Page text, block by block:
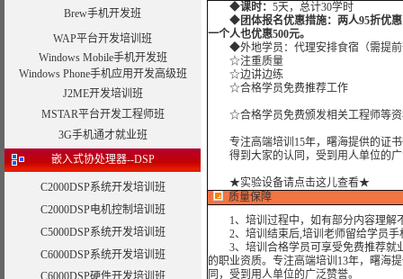
Brew手机开发班
WAP平台开发培训班
Windows Mobile手机开发班
Windows Phone手机应用开发高级班
J2ME开发培训班
MSTAR平台开发工程师班
3G手机通才就业班
嵌入式协处理器--DSP
C2000DSP系统开发培训班
C2000DSP电机控制培训班
C5000DSP系统开发培训班
C6000DSP系统开发培训班
C6000DSP硬件开发培训班
◆课时： 5天，总计30学时
◆团体报名优惠措施：两人95折优
一个人也优惠500元。
◆外地学员：代理安排食宿（需提前
☆注重质量
☆边讲边练
☆合格学员免费推荐工作
☆合格学员免费颁发相关工程师等资
专注高端培训15年，曙海提供的证书
得到大家的认同，受到用人单位的广
★实验设备请点击这儿查看★
质量保障
1、培训过程中，如有部分内容理解
2、培训结束后,培训老师留给学员手
3、培训合格学员可享受免费推荐就
的职业资质。专注高端培训13年，曙海
同，受到用人单位的广泛赞誉。